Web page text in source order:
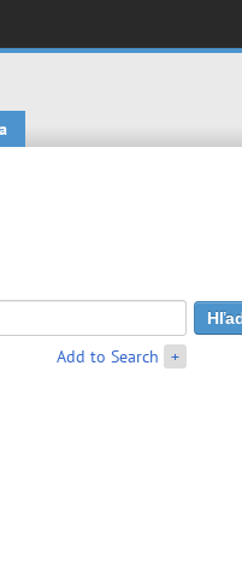
Add to Search +